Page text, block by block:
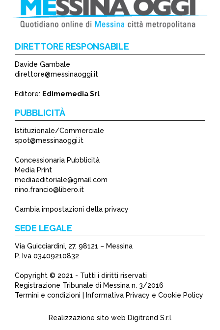
DIRETTORE RESPONSABILE
Davide Gambale
direttore@messinaoggi.it
Editore: Edimemedia Srl
PUBBLICITÀ
Istituzionale/Commerciale
spot@messinaoggi.it
Concessionaria Pubblicità
Media Print
mediaeditoriale@gmail.com
nino.francio@libero.it
Cambia impostazioni della privacy
SEDE LEGALE
Via Guicciardini, 27, 98121 – Messina
P. Iva 03409210832
Copyright © 2021 - Tutti i diritti riservati
Registrazione Tribunale di Messina n. 3/2016
Termini e condizioni | Informativa Privacy e Cookie Policy
Realizzazione sito web Digitrend S.r.l